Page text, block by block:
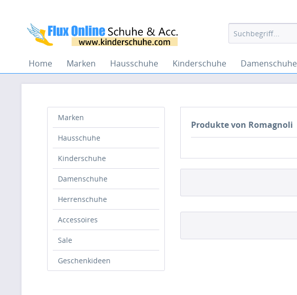
Home Marken Hausschuhe Kinderschuhe Damenschuhe
Marken
Hausschuhe
Kinderschuhe
Damenschuhe
Herrenschuhe
Accessoires
Sale
Geschenkideen
Produkte von Romagnoli